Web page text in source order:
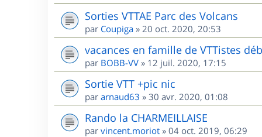
Sorties VTTAE Parc des Volcans
par Coupiga » 20 oct. 2020, 20:53
vacances en famille de VTTistes
par BOBB-VV » 12 juil. 2020, 17:15
Sortie VTT +pic nic
par arnaud63 » 30 avr. 2020, 01:08
Rando la CHARMEILLAISE
par vincent.moriot » 04 oct. 2019, 06:29